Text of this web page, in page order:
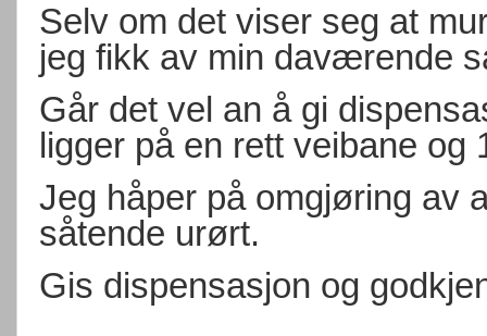
Selv om det viser seg at
jeg fikk av min daværende
Går det vel an å gi
ligger på en rett veibane og
Jeg håper på omgjøring av
såtende urørt.
Gis dispensasjon og